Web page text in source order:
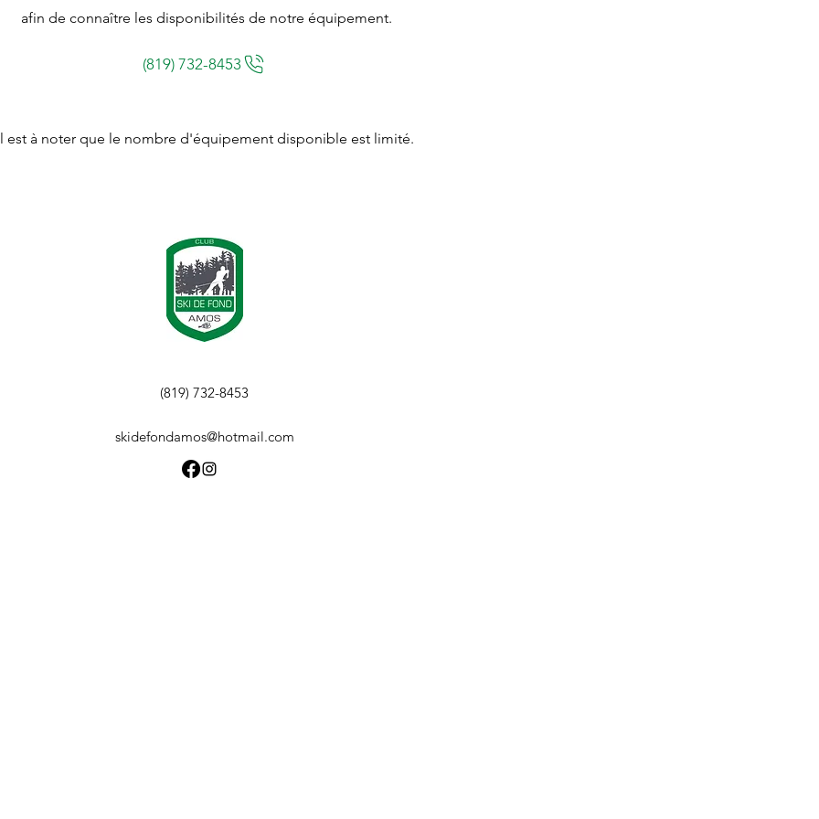
afin de connaître les disponibilités de notre équipement.
est à noter que le nombre d'équipement disponible est limité.
(819) 732-8453
(819) 732-8453
skidefondamos@hotmail.com